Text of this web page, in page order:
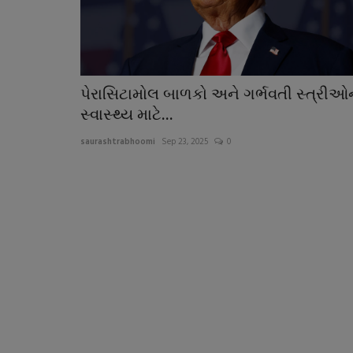
પેરાસિટામોલ બાળકો અને ગર્ભવતી
સ્વાસ્થ્ય માટે...
saurashtrabhoomi Sep 23, 2025 0